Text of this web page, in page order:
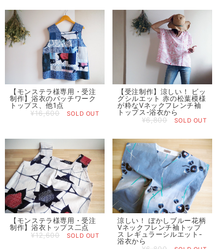
【モンステラ様専用・受注
制作】浴衣のパッチワーク
トップス、他1点
¥16,600
SOLD OUT
【受注制作】涼しい！ ビッ
グシルエット 赤の松葉模様
が粋なVネックフレンチ袖
トップス-浴衣から
¥6,800
SOLD OUT
【モンステラ様専用・受注
制作】浴衣トップス二点
¥12,600
SOLD OUT
涼しい！ ぼかしブルー花柄
Vネックフレンチ袖トップ
ス レギュラーシルエット-
浴衣から